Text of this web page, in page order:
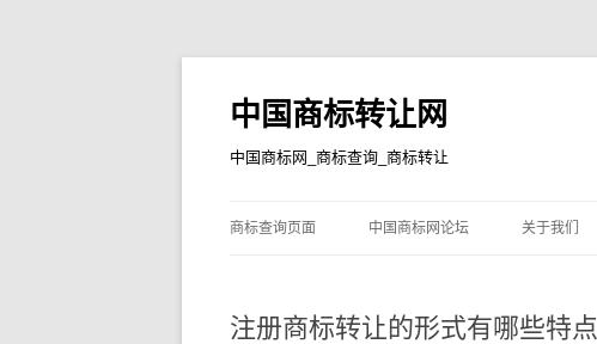
中国商标转让网
中国商标网_商标查询_商标转让
商标查询页面 中国商标网论坛 关于我们
注册商标转让的形式有哪些特点